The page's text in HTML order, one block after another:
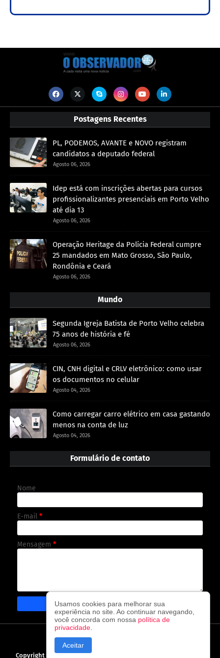
Postagens Recentes
PL, PODEMOS, AVANTE e NOVO registram
candidatos a deputado federal
Agosto 06, 2026
Idep está com inscrições abertas para cursos
profissionalizantes presenciais em Porto Velho
até dia 13
Agosto 06, 2026
Operação Heritage da Polícia Federal cumpre
25 mandados em Mato Grosso, São Paulo,
Rondônia e Ceará
Agosto 06, 2026
Mundo
Segunda Igreja Batista de Porto Velho celebra
75 anos de história e fé
Agosto 06, 2026
CIN, CNH digital e CRLV eletrônico: como usar
os documentos no celular
Agosto 04, 2026
Como carregar carro elétrico em casa gastando
menos na conta de luz
Agosto 04, 2026
Formulário de contato
Nome
E-mail *
Mensagem *
CAPA CONTATO
Copyright © 2026O observador - A cada visita uma nova notícia!
Usamos cookies para melhorar sua
experiência no site. Ao continuar navegando,
você concorda com nossa política de
privacidade
Aceitar